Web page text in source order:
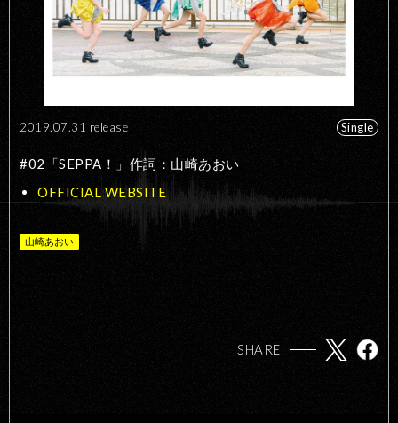
2019.07.31 release Single
#02「SEPPA！」作詞：山崎あおい
OFFICIAL WEBSITE
山崎あおい
SHARE